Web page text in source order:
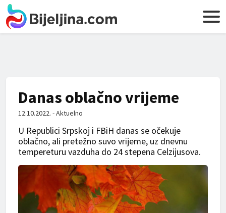
Danas oblačno vrijeme
12.10.2022. - Aktuelno
U Republici Srpskoj i FBiH danas se očekuje
oblačno, ali pretežno suvo vrijeme, uz dnevnu
tempereturu vazduha do 24 stepena Celzijusova.